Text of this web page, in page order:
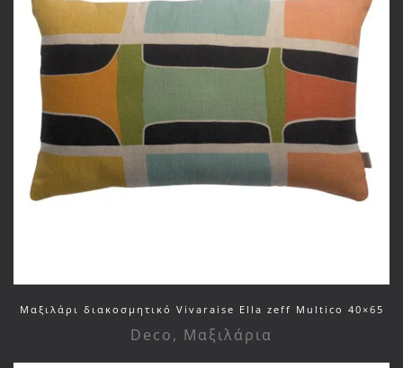
Μαξιλάρι διακοσμητικό Vivaraise Ella zeff Multico 40×65
Deco, Μαξιλάρια